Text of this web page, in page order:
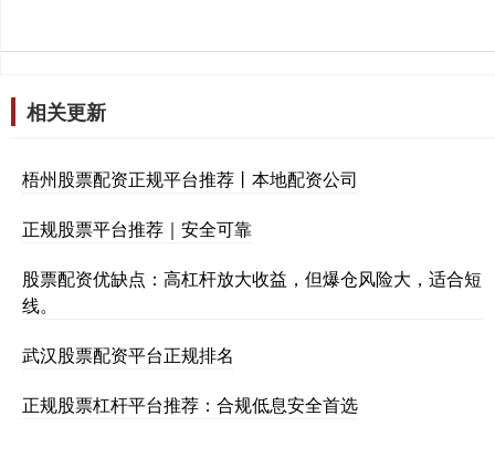
相关更新
梧州股票配资正规平台推荐丨本地配资公司
正规股票平台推荐｜安全可靠
股票配资优缺点：高杠杆放大收益，但爆仓风险大，适合短
线。
武汉股票配资平台正规排名
正规股票杠杆平台推荐：合规低息安全首选